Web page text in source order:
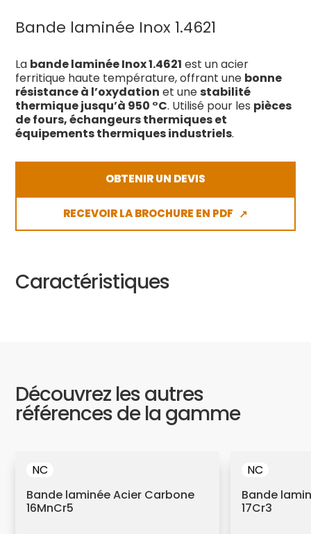
Bande laminée Inox 1.4621
La bande laminée Inox 1.4621 est un acier
ferritique haute température, offrant une bonne
résistance à l’oxydation et unestabilité
thermique jusqu’à 950 °C. Utilisé pour les pièces
de fours, échangeurs thermiques et
équipements thermiques industriels.
OBTENIR UN DEVIS
RECEVOIR LA BROCHURE EN PDF ↗
Caractéristiques
Découvrez les autres
références de la gamme
NC
Bande laminée Acier Carbone
16MnCr5
NC
Bande
17Cr3